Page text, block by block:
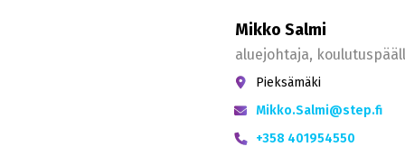
Mikko Salmi
aluejohtaja,
Pieksämäki
Mikko.Salmi@step.fi
+358 401954550